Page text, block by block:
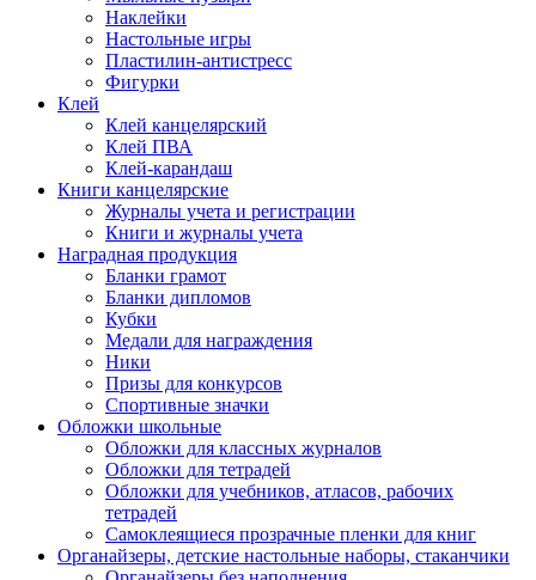
Наклейки
Настольные игры
Пластилин-антистресс
Фигурки
Клей
Клей канцелярский
Клей ПВА
Клей-карандаш
Книги канцелярские
Журналы учета и регистрации
Книги и журналы учета
Наградная продукция
Бланки грамот
Бланки дипломов
Кубки
Медали для награждения
Ники
Призы для конкурсов
Спортивные значки
Обложки школьные
Обложки для классных журналов
Обложки для тетрадей
Обложки для учебников, атласов, рабочих
тетрадей
Самоклеящиеся прозрачные пленки для книг
Органайзеры, детские настольные наборы, стаканчики